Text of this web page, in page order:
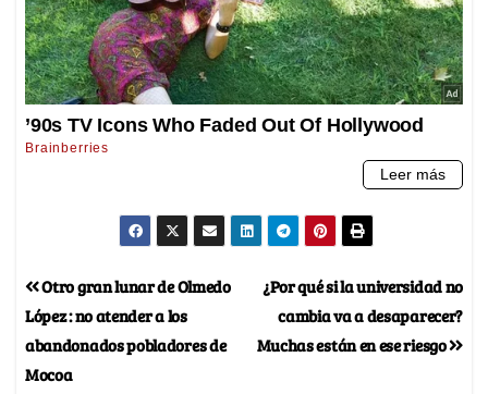
¿Por qué si la universidad no
cambia va a desaparecer?
Muchas están en ese riesgo
Otro gran lunar de Olmedo
López : no atender a los
abandonados pobladores de
Mocoa